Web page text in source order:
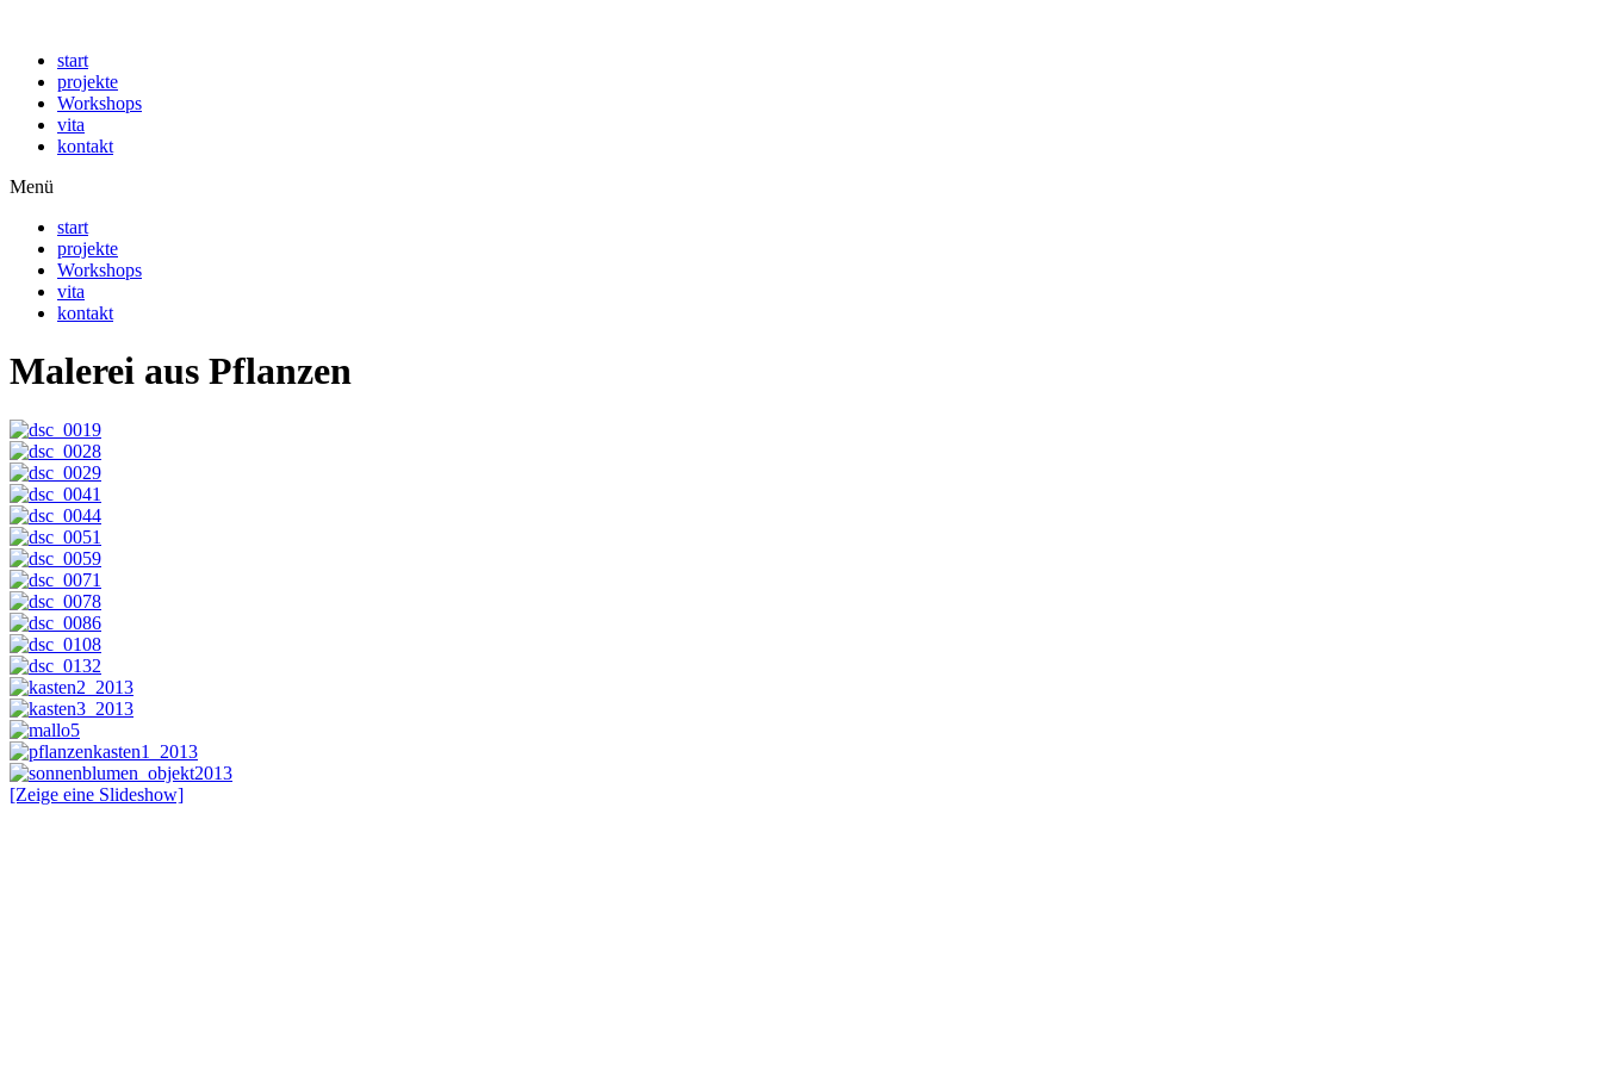
springenstart
projekte
Workshops
vita
kontakt
Menü
start
projekte
Workshops
vita
kontakt
Malerei aus Pflanzen
[Zeige eine Slideshow]